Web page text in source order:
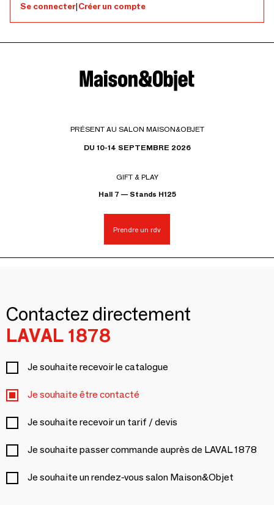
Se connecter|Créer un compte
PRÉSENT AU SALON MAISON&OBJET
DU 10-14 SEPTEMBRE 2026
GIFT & PLAY
Hall 7 — Stands H125
Prendre un rdv
Contactez directement
LAVAL 1878
Je souhaite recevoir le catalogue
Je souhaite être contacté
Je souhaite recevoir un tarif / devis
Je souhaite passer commande auprès de LAVAL 1878
Je souhaite un rendez-vous salon Maison&Objet